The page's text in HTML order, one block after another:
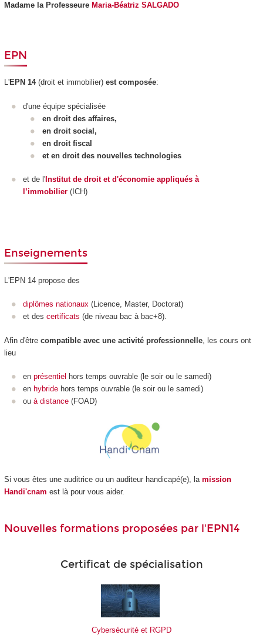
Madame la Professeure Maria-Béatriz SALGADO
EPN
L'EPN 14 (droit et immobilier) est composée:
d'une équipe spécialisée
en droit des affaires,
en droit social,
en droit fiscal
et en droit des nouvelles technologies
et de l' Institut de droit et d'économie appliqués à
l’immobilier (ICH)
Enseignements
L'EPN 14 propose des
diplômes nationaux (Licence, Master, Doctorat)
et des certificats (de niveau bac à bac+8).
Afin d'être compatible avec une activité professionnelle, les cours ont
lieu
en présentiel hors temps ouvrable (le soir ou le samedi)
en hybride hors temps ouvrable (le soir ou le samedi)
ou à distance (FOAD)
Si vous êtes une auditrice ou un auditeur handicapé(e), la mission
Handi'cnam est là pour vous aider.
Nouvelles formations proposées par l'EPN14
Certificat de spécialisation
Cybersécurité et RGPD